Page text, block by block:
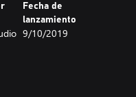
mantienen al margen
ganga bajo la manga.
estos maestros del
presupuesto para tu
megaartística o
Fecha de
lanzamiento
9/10/2019